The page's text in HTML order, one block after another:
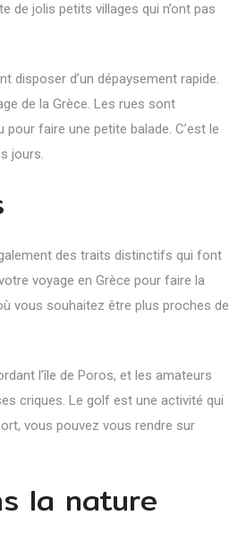
de jolis petits villages qui n’ont pas
disposer d’un dépaysement rapide.
de la Grèce. Les rues sont
faire une petite balade. C’est le
jours.
des traits distinctifs qui font
voyage en Grèce pour faire la
vous souhaitez être plus proches de
l’île de Poros, et les amateurs
criques. Le golf est une activité qui
vous pouvez vous rendre sur
la nature